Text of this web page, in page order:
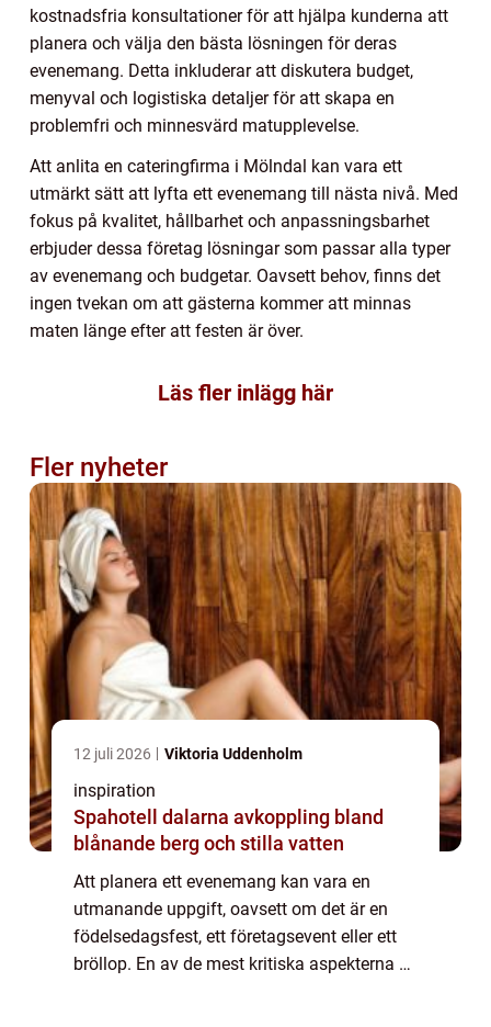
kostnadsfria konsultationer för att hjälpa kunderna att
planera och välja den bästa lösningen för deras
evenemang. Detta inkluderar att diskutera budget,
menyval och logistiska detaljer för att skapa en
problemfri och minnesvärd matupplevelse.
Att anlita en cateringfirma i Mölndal kan vara ett
utmärkt sätt att lyfta ett evenemang till nästa nivå. Med
fokus på kvalitet, hållbarhet och anpassningsbarhet
erbjuder dessa företag lösningar som passar alla typer
av evenemang och budgetar. Oavsett behov, finns det
ingen tvekan om att gästerna kommer att minnas
maten länge efter att festen är över.
Läs fler inlägg här
Fler nyheter
12 juli 2026 Viktoria Uddenholm
inspiration
Spahotell dalarna avkoppling bland
blånande berg och stilla vatten
Att planera ett evenemang kan vara en
utmanande uppgift, oavsett om det är en
födelsedagsfest, ett företagsevent eller ett
bröllop. En av de mest kritiska aspekterna är